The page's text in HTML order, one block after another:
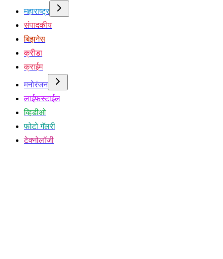
महाराष्ट्र
संपादकीय
बिझनेस
क्रीडा
क्राईम
मनोरंजन
लाईफस्टाईल
व्हिडीओ
फोटो गॅलरी
टेक्नोलॉजी